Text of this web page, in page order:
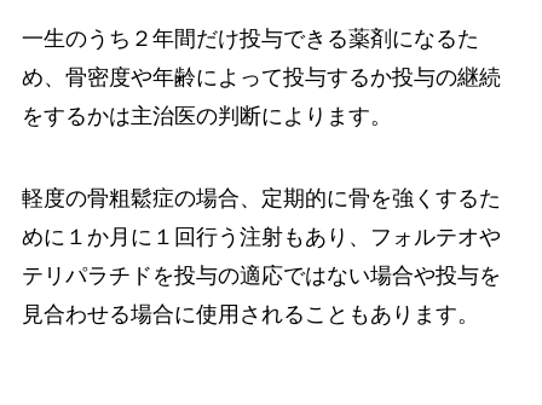
一生のうち２年間だけ投与できる薬剤になるた
め、骨密度や年齢によって投与するか投与の継続
をするかは主治医の判断によります。
軽度の骨粗鬆症の場合、定期的に骨を強くするた
めに１か月に１回行う注射もあり、フォルテオや
テリパラチドを投与の適応ではない場合や投与を
見合わせる場合に使用されることもあります。